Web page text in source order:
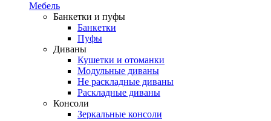
Мебель
Банкетки и пуфы
Банкетки
Пуфы
Диваны
Кушетки и отоманки
Модульные диваны
Не раскладные диваны
Раскладные диваны
Консоли
Зеркальные консоли